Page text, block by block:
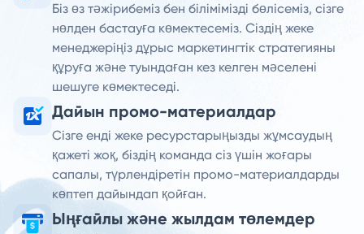
Біз өз тәжірибеміз бен білімімізді бөлісеміз, сізге
нөлден бастауға көмектесеміз. Сіздің жеке
менеджеріңіз дұрыс маркетингтік стратегияны
құруға және туындаған кез келген мәселені
шешуге көмектеседі.
Дайын промо-материалдар
Сізге енді жеке ресурстарыңызды жұмсаудың
қажеті жоқ, біздің команда сіз үшін жоғары
сапалы, түрлендіретін промо-материалдарды
көптеп дайындап қойған.
Ыңғайлы және жылдам төлемдер